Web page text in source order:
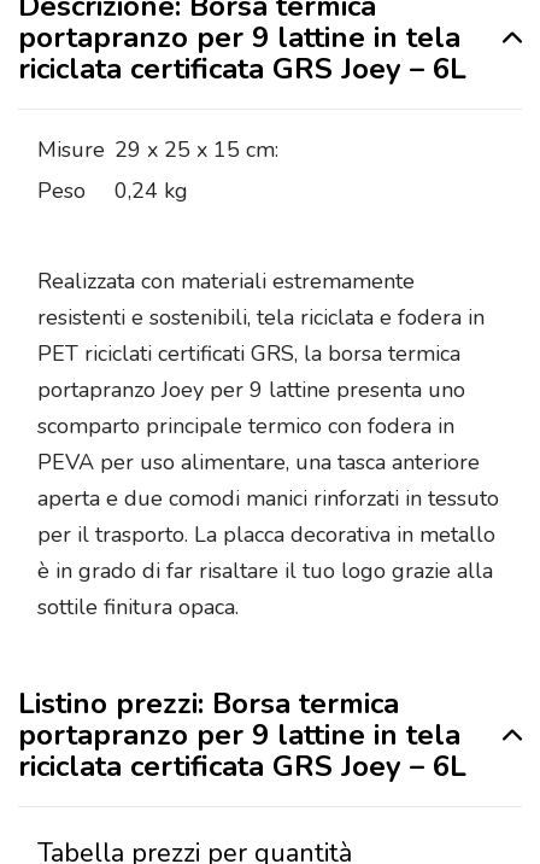
portapranzo per 9 lattine in tela
riciclata certificata GRS Joey – 6L
Misure 29 x 25 x 15 cm:
Peso
0,24 kg
Realizzata con materiali estremamente
resistenti e sostenibili, tela riciclata e fodera in
PET riciclati certificati GRS, la borsa termica
portapranzo Joey per 9 lattine presenta uno
scomparto principale termico con fodera in
PEVA per uso alimentare, una tasca anteriore
aperta e due comodi manici rinforzati in tessuto
per il trasporto. La placca decorativa in metallo
è in grado di far risaltare il tuo logo grazie alla
sottile finitura opaca.
Listino prezzi: Borsa termica
portapranzo per 9 lattine in tela
riciclata certificata GRS Joey – 6L
Tabella prezzi per quantità